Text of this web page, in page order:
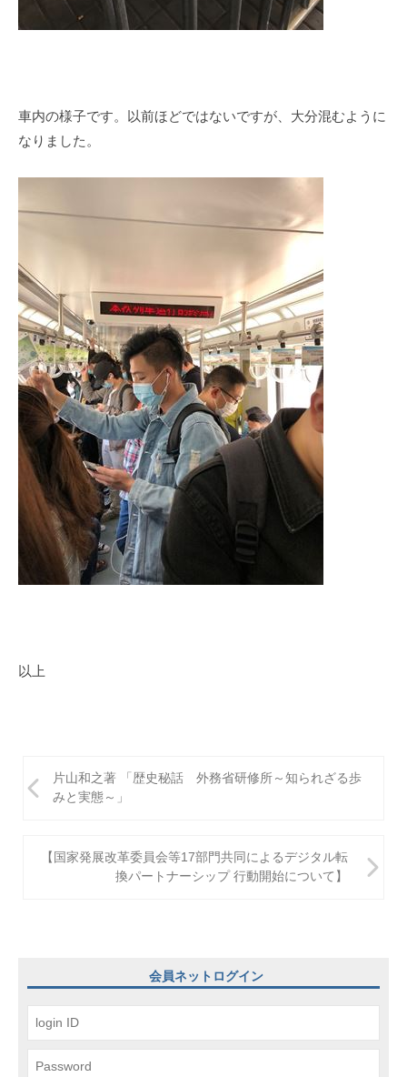
車内の様子です。以前ほどではないですが、大分混むように
なりました。
以上
稿
ン
片山和之著 「歴史秘話 外務省研修所～知られざる歩
みと実態～」
【国家発展改革委員会等17部門共同によるデジタル転
換パートナーシップ 行動開始について】
会員ネットログイン